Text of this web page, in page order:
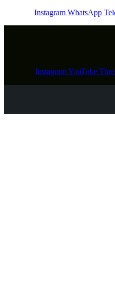
Instagram WhatsApp
InstagramYouTube